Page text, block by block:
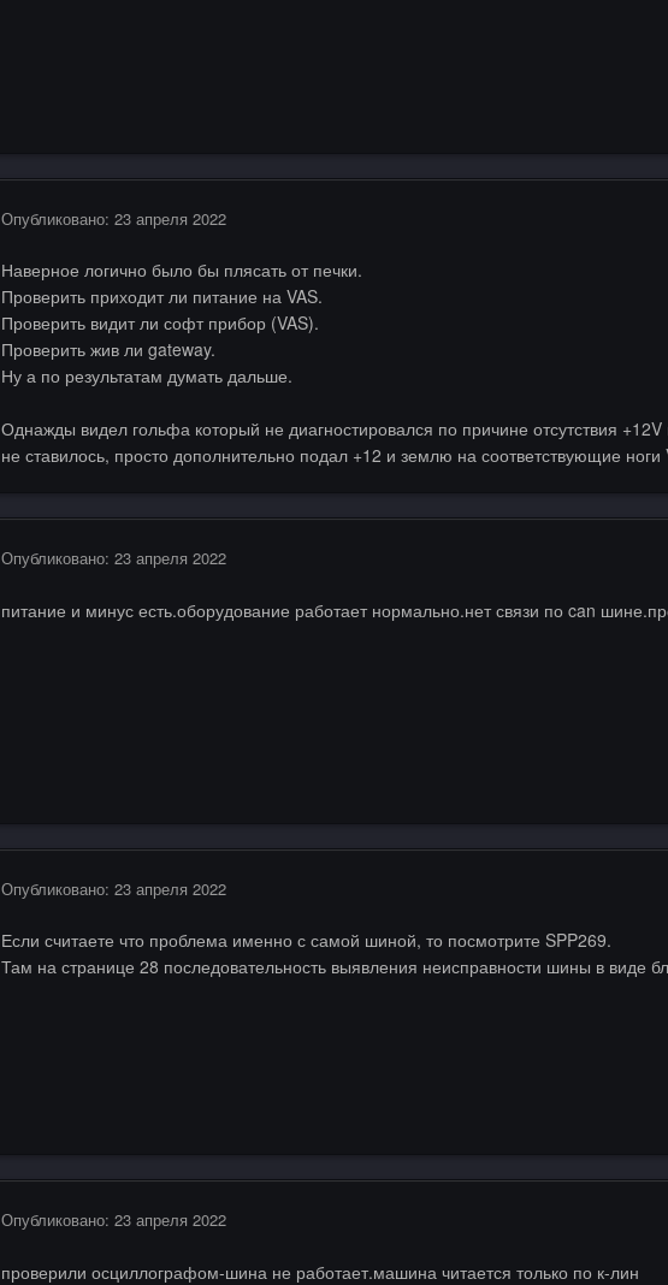
Опубликовано: 23 апреля 2022
Наверное логично было бы плясать от печки.
Проверить приходит ли питание на VAS.
Проверить видит ли софт прибор (VAS).
Проверить жив ли gateway.
Ну а по результатам думать дальше.
Однажды видел гольфа который не диагностировался по причине отсутствия
не ставилось, просто дополнительно подал +12 и землю на соответствующие ноги
Опубликовано: 23 апреля 2022
питание и минус есть.оборудование работает нормально.нет связи по can
Опубликовано: 23 апреля 2022
Если считаете что проблема именно с самой шиной, то посмотрите SPP269.
Там на странице 28 последовательность выявления неисправности шины в виде
Опубликовано: 23 апреля 2022
проверили осциллографом-шина не работает.машина читается только по к-лин